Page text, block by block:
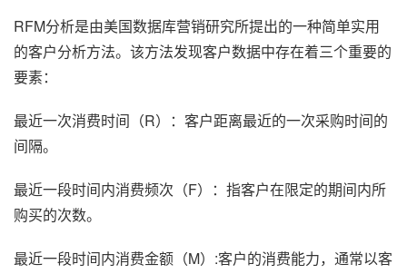
RFM分析是由美国数据库营销研究所提出的一种简单实用
的客户分析方法。该方法发现客户数据中存在着三个重要的
要素：
最近一次消费时间（R）：客户距离最近的一次采购时间的
间隔。
最近一段时间内消费频次（F）：指客户在限定的期间内所
购买的次数。
最近一段时间内消费金额（M）:客户的消费能力，通常以客